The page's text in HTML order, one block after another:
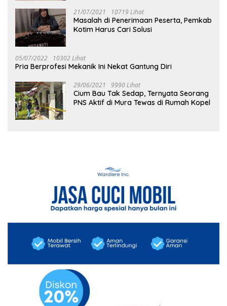
21/07/2021 10719 Lihat
Masalah di Penerimaan Peserta, Pemkab
Kotim Harus Cari Solusi
05/07/2022 10302 Lihat
Pria Berprofesi Mekanik Ini Nekat Gantung Diri
29/06/2021 9990 Lihat
Cium Bau Tak Sedap, Ternyata Seorang
PNS Aktif di Mura Tewas di Rumah Kopel